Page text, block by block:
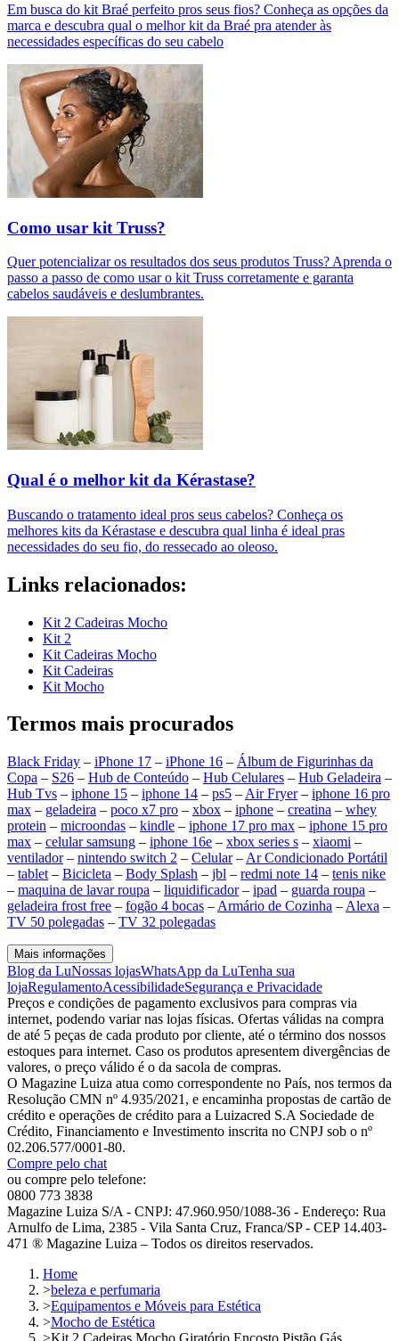
Em busca do kit Braé perfeito pros seus fios? Conheça as opções da
marca e descubra qual o melhor kit da Braé pra atender às
necessidades específicas do seu cabelo
Como usar kit Truss?
Quer potencializar os resultados dos seus produtos Truss? Aprenda o
passo a passo de como usar o kit Truss corretamente e garanta
cabelos saudáveis e deslumbrantes.
Qual é o melhor kit da Kérastase?
Buscando o tratamento ideal pros seus cabelos? Conheça os
melhores kits da Kérastase e descubra qual linha é ideal pras
necessidades do seu fio, do ressecado ao oleoso.
Links relacionados:
Kit 2 Cadeiras Mocho
Kit 2
Kit Cadeiras Mocho
Kit Cadeiras
Kit Mocho
Termos mais procurados
Black Friday – iPhone 17 – iPhone 16 – Álbum de Figurinhas da
Copa – S26 – Hub de Conteúdo – Hub Celulares – Hub Geladeira –
Hub Tvs – iphone 15 – iphone 14 – ps5 – Air Fryer– iphone 16 pro
max – geladeira – poco x7 pro – xbox – iphone – creatina – whey
protein – microondas – kindle – iphone 17 pro max – iphone 15 pro
max – celular samsung – iphone 16e – xbox series s – xiaomi –
ventilador– nintendo switch 2 – Celular– Ar Condicionado Portátil
– tablet – Bicicleta – Body Splash – jbl – redmi note 14 – tenis nike
– maquina de lavar roupa – liquidificador– ipad – guarda roupa –
geladeira frost free – fogão 4 bocas – Armário de Cozinha – Alexa –
TV 50 polegadas – TV 32 polegadas
Mais informações
Blog da LuNossas lojasWhatsApp da LuTenha sua
lojaRegulamentoAcessibilidadeSegurança e Privacidade
Preços e condições de pagamento exclusivos para compras via
internet, podendo variar nas lojas físicas. Ofertas válidas na compra
de até 5 peças de cada produto por cliente, até o término dos nossos
estoques para internet. Caso os produtos apresentem divergências de
valores, o preço válido é o da sacola de compras.
O Magazine Luiza atua como correspondente no País, nos termos da
Resolução CMN nº 4.935/2021, e encaminha propostas de cartão de
crédito e operações de crédito para a Luizacred S.A Sociedade de
Crédito, Financiamento e Investimento inscrita no CNPJ sob o nº
02.206.577/0001-80.
Compre pelo chat
ou compre pelo telefone:
0800 773 3838
Magazine Luiza S/A - CNPJ: 47.960.950/1088-36 - Endereço: Rua
Arnulfo de Lima, 2385 - Vila Santa Cruz, Franca/SP - CEP 14.403-
471 ® Magazine Luiza – Todos os direitos reservados.
Home
>beleza e perfumaria
>Equipamentos e Móveis para Estética
>Mocho de Estética